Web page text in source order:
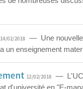
14/02/2018 — Une nouvelle
un enseignement
12/02/2018 —
d'université en "E-